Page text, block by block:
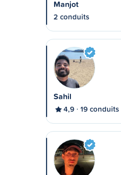
Manjot
2 conduits
Sahil
4,9 19 conduits